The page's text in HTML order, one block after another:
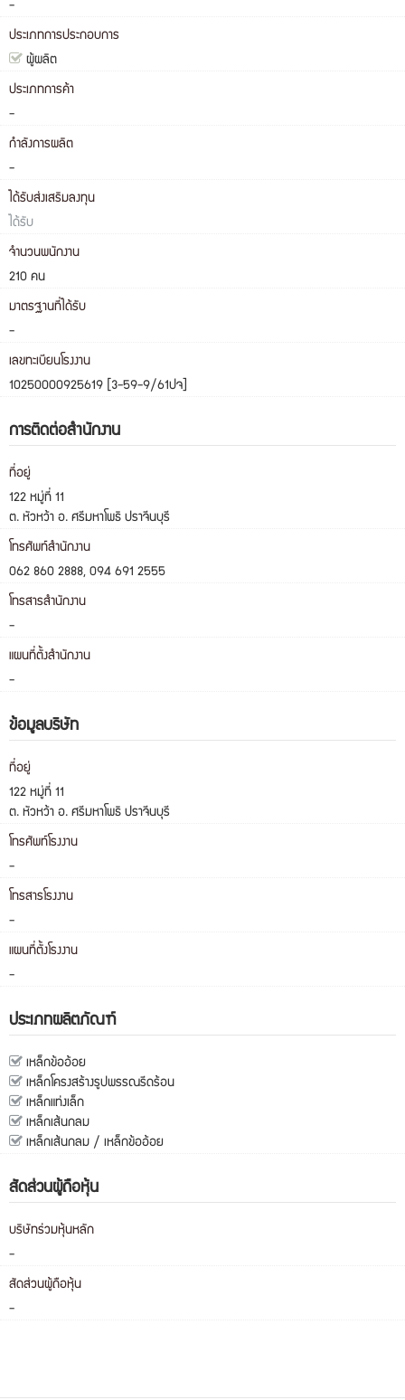
-
ประเภทการประกอบการ
ผู้ผลิต
ประเภทการค้า
-
กำลังการผลิต
-
ได้รับส่งเสริมลงทุน
ได้รับ
จำนวนพนักงาน
210 คน
มาตรฐานที่ได้รับ
-
เลขทะเบียนโรงงาน
10250000925619 [3-59-9/61ปจ]
การติดต่อสำนักงาน
ที่อยู่
122 หมู่ที่ 11
ต. หัวหว้า อ. ศรีมหาโพธิ ปราจีนบุรี
โทรศัพท์สำนักงาน
062 860 2888, 094 691 2555
โทรสารสำนักงาน
-
แผนที่ตั้งสำนักงาน
-
ข้อมูลบริษัท
ที่อยู่
122 หมู่ที่ 11
ต. หัวหว้า อ. ศรีมหาโพธิ ปราจีนบุรี
โทรศัพท์โรงงาน
-
โทรสารโรงงาน
-
แผนที่ตั้งโรงงาน
-
ประเภทผลิตภัณฑ์
เหล็กข้ออ้อย
เหล็กโครงสร้างรูปพรรณรีดร้อน
เหล็กแท่งเล็ก
เหล็กเส้นกลม
เหล็กเส้นกลม / เหล็กข้ออ้อย
สัดส่วนผู้ถือหุ้น
บริษัทร่วมหุ้นหลัก
-
สัดส่วนผู้ถือหุ้น
-